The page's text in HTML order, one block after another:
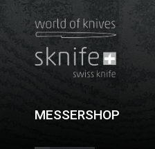
MESSERSHOP